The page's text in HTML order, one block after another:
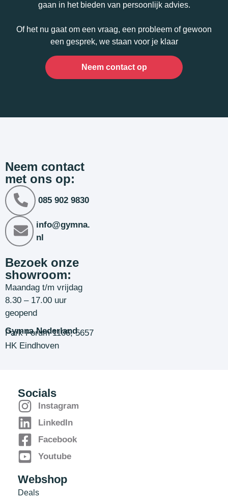
gaan in het bieden van persoonlijk advies.
Of het nu gaat om een vraag, een probleem of gewoon
een gesprek, we staan voor je klaar
Neem contact op
Neem contact
met ons op:
085 902 9830
info@gymna.
nl
Bezoek onze
showroom:
Maandag t/m vrijdag
8.30 – 17.00 uur
geopend
Gymna Nederland
Park Forum 1106, 5657
HK Eindhoven
Socials
Instagram
LinkedIn
Facebook
Youtube
Webshop
Deals